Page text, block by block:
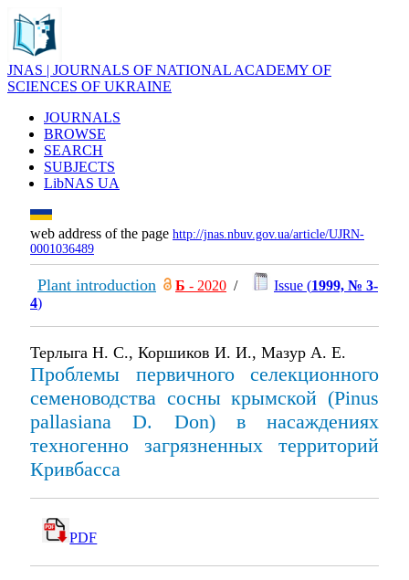
JNAS | JOURNALS OF NATIONAL ACADEMY OF
SCIENCES OF UKRAINE
JOURNALS
BROWSE
SEARCH
SUBJECTS
LibNAS UA
web address of the page http://jnas.nbuv.gov.ua/article/UJRN-
0001036489
Plant introduction Б - 2020 / Issue (1999, № 3-
4)
Терлыга Н. С., Коршиков И. И., Мазур А. Е.
Проблемы первичного селекционного
семеноводства сосны крымской (Pinus
pallasiana D. Don) в насаждениях
техногенно загрязненных территорий
Кривбасса
PDF